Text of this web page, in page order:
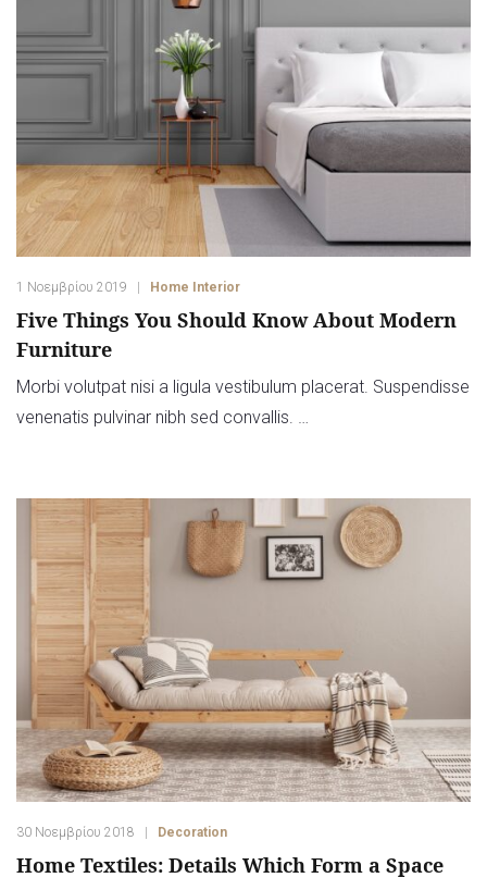
1 Νοεμβρίου 2019 Home Interior
Five Things You Should Know About Modern
Furniture
Morbi volutpat nisi a ligula vestibulum placerat. Suspendisse
venenatis pulvinar nibh sed convallis. …
30 Νοεμβρίου 2018 Decoration
Home Textiles: Details Which Form a Space